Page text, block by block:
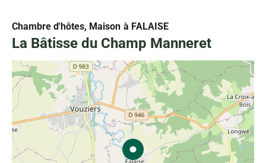
Chambre d'hôtes, Maison à FALAISE
La Bâtisse du Champ Manneret